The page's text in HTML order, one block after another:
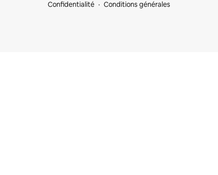
Confidentialité Conditions générales